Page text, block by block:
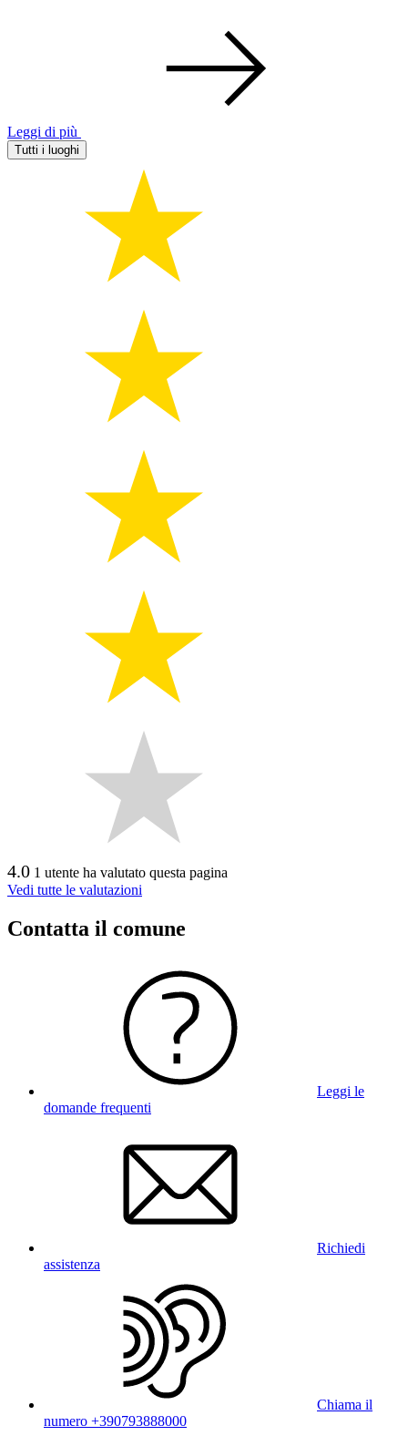
Leggi di più
Tutti i luoghi
4.0 1 utente ha valutato questa pagina
Vedi tutte le valutazioni
Contatta il comune
Leggi le
domande frequenti
Richiedi
assistenza
Chiama il
numero +390793888000